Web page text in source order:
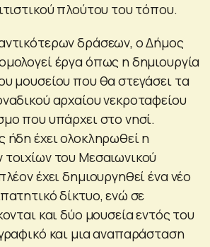
πλούτου του τόπου.
δράσεων, ο Δήμος
έργα όπως η δημιουργία
μουσείου που θα στεγάσει τα
αρχαίου νεκροταφείου
που υπάρχει στο νησί.
ήδη έχει ολοκληρωθεί η
του Μεσαιωνικού
έχει δημιουργηθεί ένα νέο
δίκτυο, ενώ σε
και δύο μουσεία εντός του
και μια αναπαράσταση